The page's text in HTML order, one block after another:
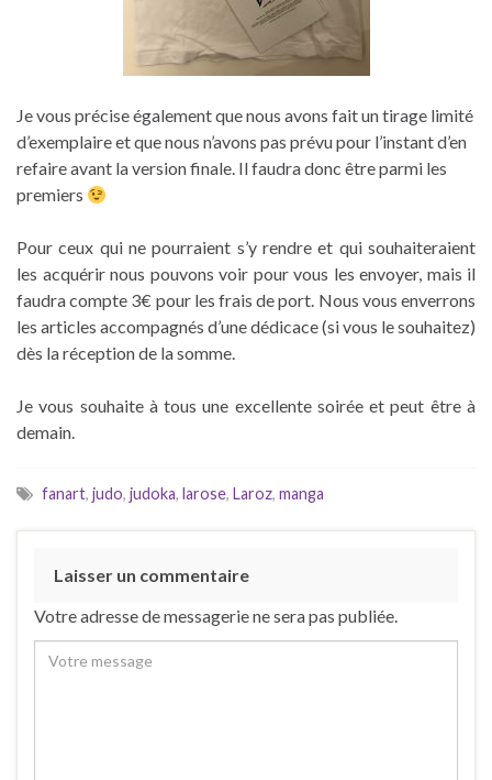
Je vous précise également que nous avons fait un tirage limité
d’exemplaire et que nous n’avons pas prévu pour l’instant d’en
refaire avant la version finale. Il faudra donc être parmi les
premiers
Pour ceux qui ne pourraient s’y rendre et qui souhaiteraient
les acquérir nous pouvons voir pour vous les envoyer, mais il
faudra compte 3€ pour les frais de port. Nous vous enverrons
les articles accompagnés d’une dédicace (si vous le souhaitez)
dès la réception de la somme.
Je vous souhaite à tous une excellente soirée et peut être à
demain.
fanart, judo, judoka, larose, Laroz, manga
Laisser un commentaire
Votre adresse de messagerie ne sera pas publiée.